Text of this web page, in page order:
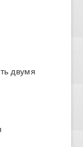
двумя